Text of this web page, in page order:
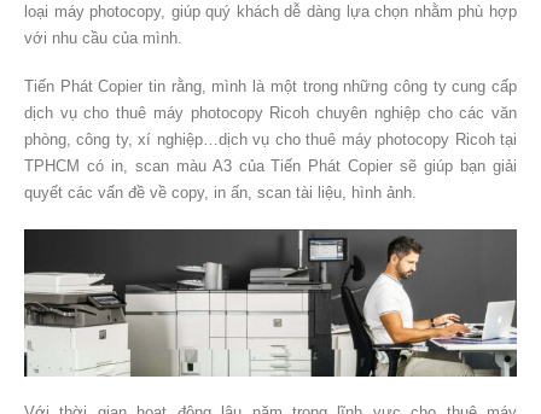
loại máy photocopy, giúp quý khách dễ dàng lựa chọn nhằm phù hợp
với nhu cầu của mình.
Tiến Phát Copier tin rằng, mình là một trong những công ty cung cấp
dịch vụ cho thuê máy photocopy Ricoh chuyên nghiệp cho các văn
phòng, công ty, xí nghiệp…dịch vụ cho thuê máy photocopy Ricoh tại
TPHCM có in, scan màu A3 của Tiến Phát Copier sẽ giúp bạn giải
quyết các vấn đề về copy, in ấn, scan tài liệu, hình ảnh.